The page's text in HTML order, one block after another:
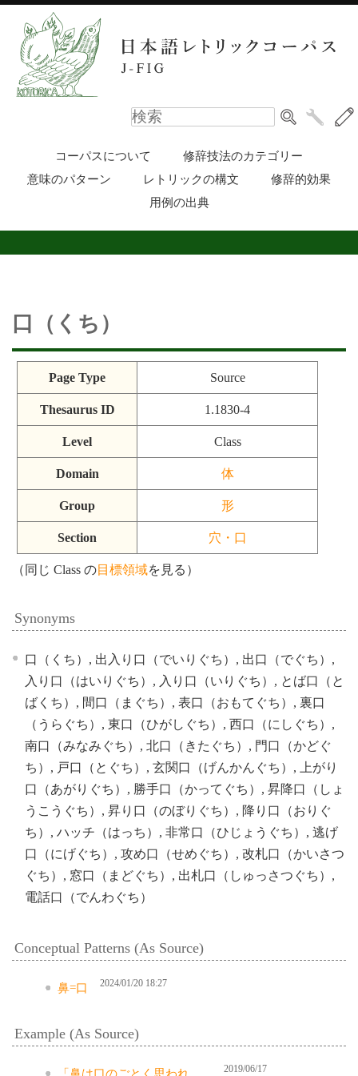
コーパスについて
修辞技法のカテゴリー
意味のパターン
レトリックの構文
修辞的効果
用例の出典
口（くち）
Page Type Source
Thesaurus ID 1.1830-4
Level Class
Domain 体
Group 形
Section 穴・口
（同じ Class の目標領域を見る）
Synonyms
口（くち）, 出入り口（でいりぐち）, 出口（でぐち）,
入り口（はいりぐち）, 入り口（いりぐち）, とば口（と
ばくち）, 間口（まぐち）, 表口（おもてぐち）, 裏口
（うらぐち）, 東口（ひがしぐち）, 西口（にしぐち）,
南口（みなみぐち）, 北口（きたぐち）, 門口（かどぐ
ち）, 戸口（とぐち）, 玄関口（げんかんぐち）, 上がり
口（あがりぐち）, 勝手口（かってぐち）, 昇降口（しょ
うこうぐち）, 昇り口（のぼりぐち）, 降り口（おりぐ
ち）, ハッチ（はっち）, 非常口（ひじょうぐち）, 逃げ
口（にげぐち）, 攻め口（せめぐち）, 改札口（かいさつ
ぐち）, 窓口（まどぐち）, 出札口（しゅっさつぐち）,
電話口（でんわぐち）
Conceptual Patterns (As Source)
鼻=口 2024/01/20 18:27
Example (As Source)
2019/06/17